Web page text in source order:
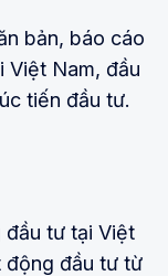
bản, báo cáo
Việt Nam, đầu
tiến đầu tư.
đầu tư tại Việt
động đầu tư từ